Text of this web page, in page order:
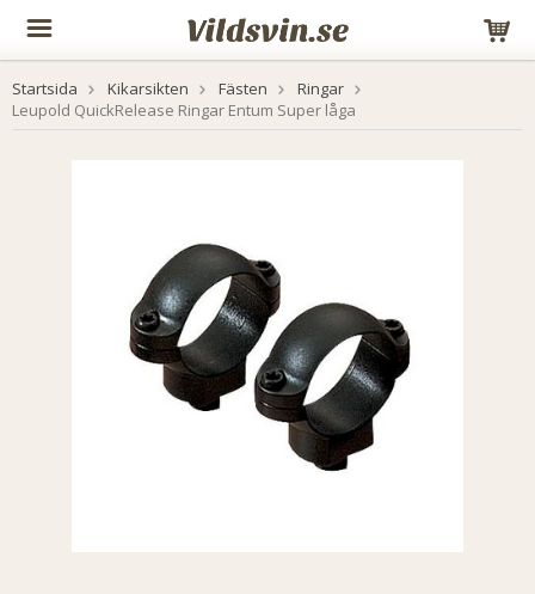
Startsida Kikarsikten Fästen
Ringar
Leupold QuickRelease Ringar Entum Super låga